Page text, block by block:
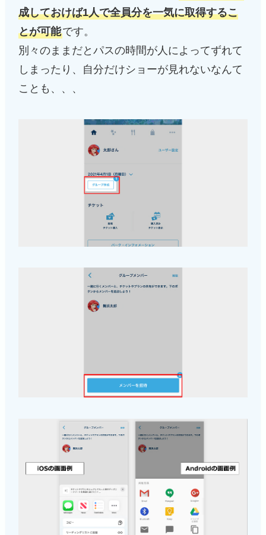
成しておけば1人で全員分を一気に取得するこ
とが可能です。
別々のままだとパスの時間が人によってずれて
しまったり、自分だけショーが見れないなんて
ことも、、、